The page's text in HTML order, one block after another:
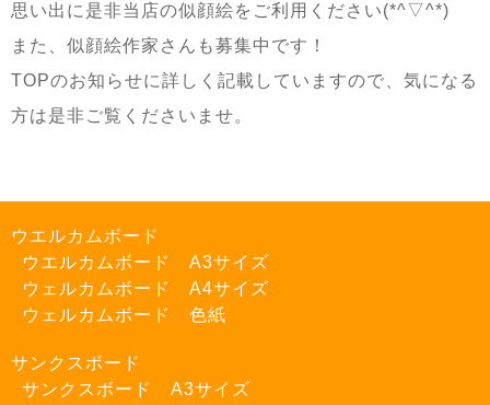
思い出に是非当店の似顔絵をご利用ください(*^▽^*)
また、似顔絵作家さんも募集中です！
TOPのお知らせに詳しく記載していますので、気になる
方は是非ご覧くださいませ。
ウエルカムボード
ウエルカムボード A3サイズ
ウェルカムボード A4サイズ
ウェルカムボード 色紙
サンクスボード
サンクスボード A3サイズ